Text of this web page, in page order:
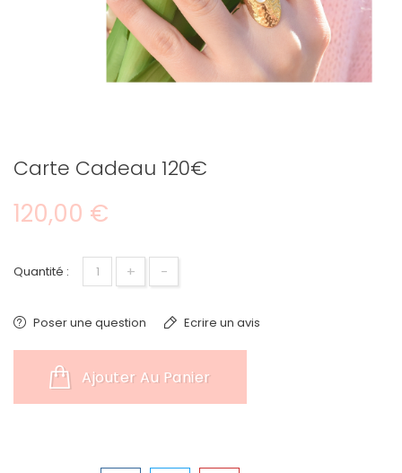
Carte Cadeau 120€
120,00 €
Quantité : + -
Poser une question Ecrire un avis
Ajouter Au Panier